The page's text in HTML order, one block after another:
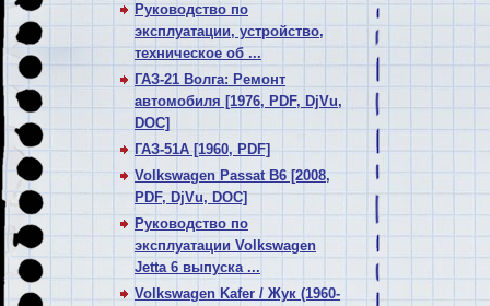
Руководство по
эксплуатации, устройство,
техническое об ...
ГАЗ-21 Волга: Ремонт
автомобиля [1976, PDF, DjVu,
DOC]
ГАЗ-51А [1960, PDF]
Volkswagen Passat В6 [2008,
PDF, DjVu, DOC]
Руководство по
эксплуатации Volkswagen
Jetta 6 выпуска ...
Volkswagen Kafer / Жук (1960-